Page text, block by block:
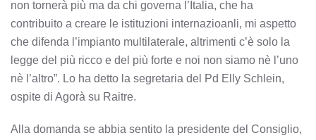
non tornerà più ma da chi governa l’Italia, che ha
contribuito a creare le istituzioni internazioanli, mi aspetto
che difenda l’impianto multilaterale, altrimenti c’è solo la
legge del più ricco e del più forte e noi non siamo nè l’uno
nè l’altro”. Lo ha detto la segretaria del Pd Elly Schlein,
ospite di Agorà su Raitre.
Alla domanda se abbia sentito la presidente del Consiglio,